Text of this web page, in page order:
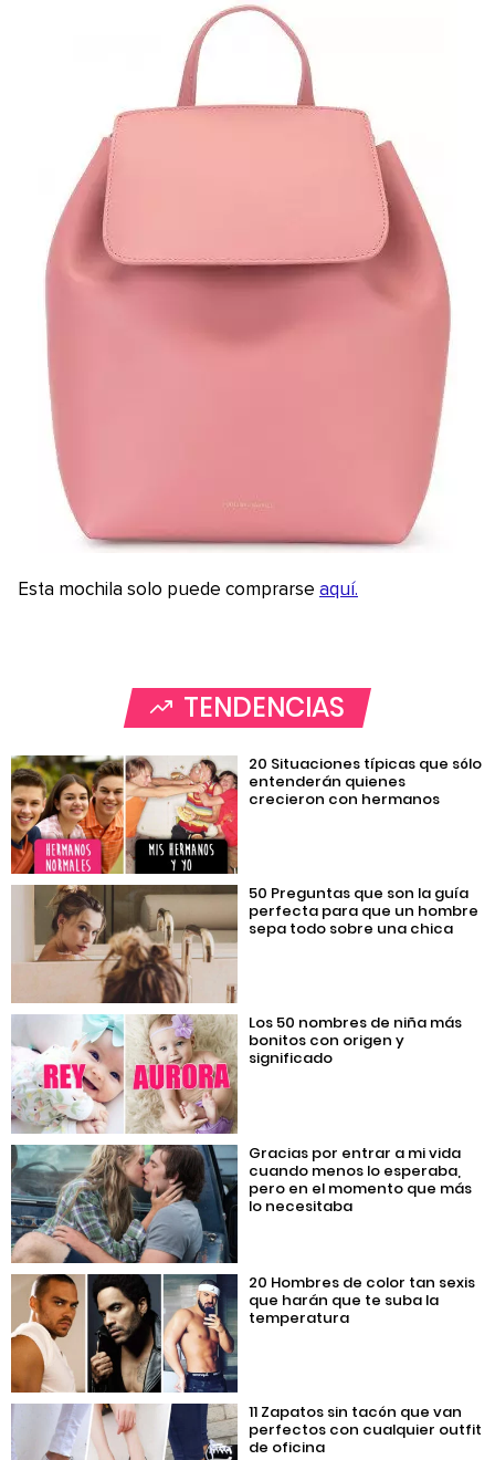
Esta mochila solo puede comprarse aquí.
TENDENCIAS
20 Situaciones típicas que sólo
entenderán quienes
crecieron con hermanos
50 Preguntas que son la guía
perfecta para que un hombre
sepa todo sobre una chica
Los 50 nombres de niña más
bonitos con origen y
significado
Gracias por entrar a mi vida
cuando menos lo esperaba,
pero en el momento que más
lo necesitaba
20 Hombres de color tan sexis
que harán que te suba la
temperatura
11 Zapatos sin tacón que van
perfectos con cualquier outfit
de oficina